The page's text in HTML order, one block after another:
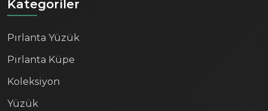
Kategoriler
Pırlanta Yüzük
Pırlanta Küpe
Koleksiyon
Yüzük